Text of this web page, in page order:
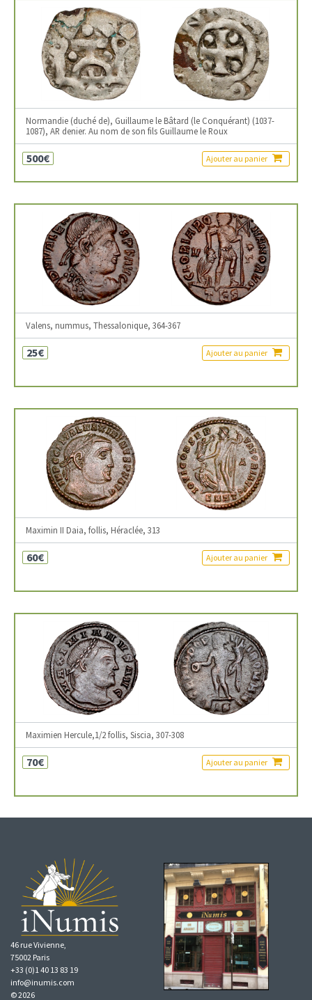
Normandie (duché de), Guillaume le Bâtard (le Conquérant) (1037-
1087), AR denier. Au nom de son fils Guillaume le Roux
500€ Ajouter au panier
Valens, nummus, Thessalonique, 364-367
25€ Ajouter au panier
Maximin II Daia, follis, Héraclée, 313
60€ Ajouter au panier
Maximien Hercule,1/2 follis, Siscia, 307-308
70€ Ajouter au panier
46 rue Vivienne,
75002 Paris
+33 (0)1 40 13 83 19
info@inumis.com
© 2026